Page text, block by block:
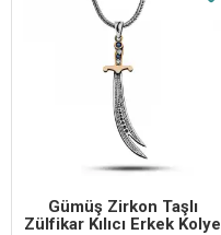
Gümüş Zirkon Taşlı
Zülfikar Kılıcı Erkek Kolye